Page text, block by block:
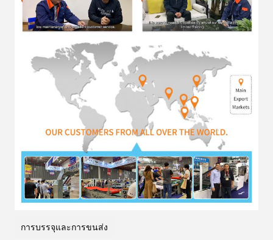
การบรรจุและการขนส่ง